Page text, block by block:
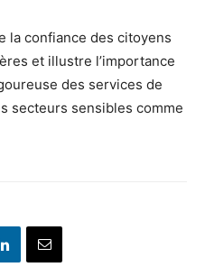
la confiance des citoyens
et illustre l’importance
des services de
secteurs sensibles comme